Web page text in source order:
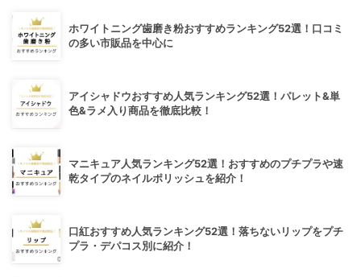
ホワイトニング歯磨き粉おすすめランキング52選！口コミ
の多い市販品を中心に
アイシャドウおすすめ人気ランキング52選！パレット&単
色&ラメ入り商品を徹底比較！
マニキュア人気ランキング52選！おすすめのプチプラや速
乾タイプのネイルポリッシュを紹介！
口紅おすすめ人気ランキング52選！落ちないリップをプチ
プラ・デパコス別に紹介！